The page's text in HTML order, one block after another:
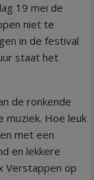
19 mei de
niet te
in de festival
staat het
de ronkende
muziek. Hoe leuk
met een
en lekkere
Verstappen op